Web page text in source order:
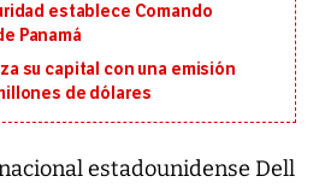
establece Comando
Panamá
su capital con una emisión
de dólares
estadounidense Dell